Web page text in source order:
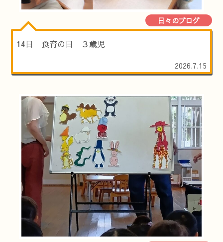
日々のブログ
14日 食育の日 ３歳児
2026.7.15